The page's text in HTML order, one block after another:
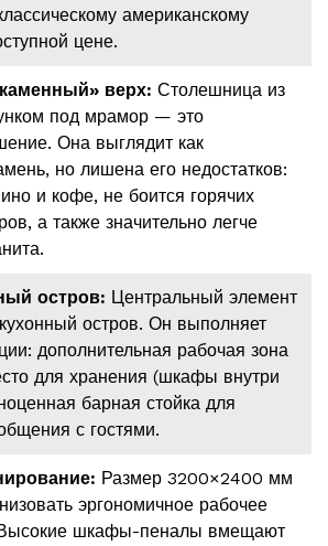
американскому
цене.
верх: Столешница из
под мрамор — это
Она выглядит как
но лишена его недостатков:
и кофе, не боится горячих
а также значительно легче
остров: Центральный элемент
остров. Он выполняет
дополнительная рабочая зона
для хранения (шкафы внутри
барная стойка для
с гостями.
Размер 3200×2400 мм
эргономичное рабочее
Высокие шкафы-пеналы вмещают